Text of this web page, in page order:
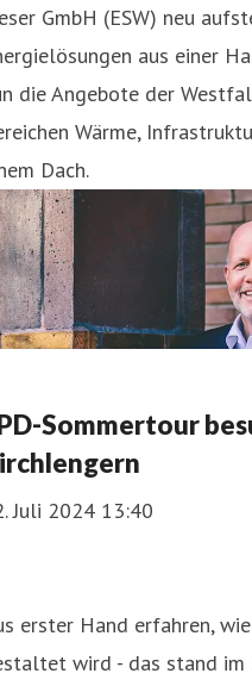
GmbH (ESW) neu
aus einer
die Angebote der
Wärme,
Dach.
Sommertour
Juli 2024 13:40
erster Hand erfahren,
wird - das stand im